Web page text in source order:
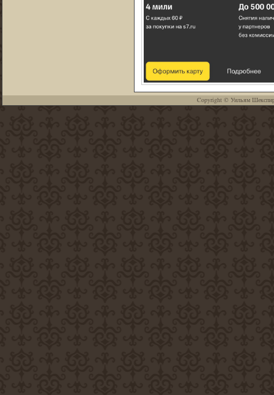
Copyright © Уильям